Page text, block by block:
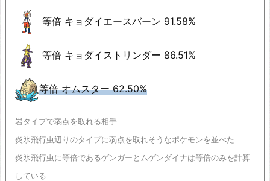
等倍 キョダイエースバーン 91.58%
等倍 キョダイストリンダー 86.51%
等倍 オムスター 62.50%
岩タイプで弱点を取れる相手
炎氷飛行虫辺りのタイプに弱点を取れそうなポケモンを並べた
炎氷飛行虫に等倍であるゲンガーとムゲンダイナは等倍のみを計算
している